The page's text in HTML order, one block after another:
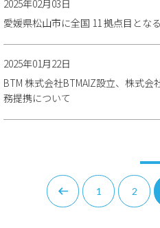
2025年02月03日
愛媛県松山市に全国 11 拠点目とな
2025年01月22日
BTM 株式会社BTMAIZ設立、株式
務提携について
1 2